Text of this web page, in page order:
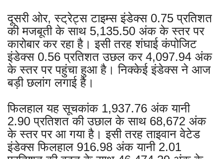
दूसरी ओर, स्ट्रेट्स टाइम्स इंडेक्स 0.75 प्रतिशत
की मजबूती के साथ 5,135.50 अंक के स्तर पर
कारोबार कर रहा है। इसी तरह शंघाई कंपोजिट
इंडेक्स 0.56 प्रतिशत उछल कर 4,097.94 अंक
के स्तर पर पहुंचा हुआ है। निक्केई इंडेक्स ने आज
बड़ी छलांग लगाई है।
फिलहाल यह सूचकांक 1,937.76 अंक यानी
2.90 प्रतिशत की उछाल के साथ 68,672 अंक
के स्तर पर आ गया है। इसी तरह ताइवान वेटेड
इंडेक्स फिलहाल 916.98 अंक यानी 2.01